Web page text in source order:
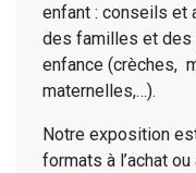
enfant : conseils et
des familles et des
enfance (crèches,
maternelles,…).
Notre exposition
formats à l’achat